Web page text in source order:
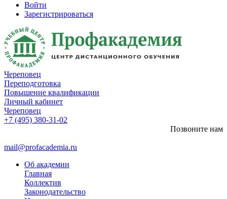
Войти
Зарегистрироваться
Череповец
Переподготовка
Повышение квалификации
Личный кабинет
Череповец
+7 (495) 380-31-02
Позвоните нам
mail@profacademia.ru
Об академии
Главная
Коллектив
Законодательство